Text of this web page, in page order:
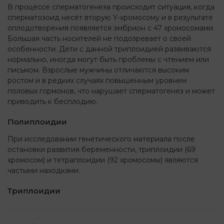
В процессе сперматогенеза происходит ситуация, когда
сперматозоид несёт вторую Y-хромосому и в результате
оплодотворения появляется эмбрион с 47 хромосомами.
Большая часть носителей не подозревает о своей
особенности. Дети с данной триплоидией развиваются
нормально, иногда могут быть проблемы с чтением или
письмом. Взрослые мужчины отличаются высоким
ростом и в редких случаях повышенным уровнем
половых гормонов, что нарушает сперматогенез и может
приводить к бесплодию.
Полиплоидии
При исследовании генетического материала после
остановки развития беременности, триплоидии (69
хромосом) и тетраплоидии (92 хромосомы) являются
частыми находками.
Триплоидии